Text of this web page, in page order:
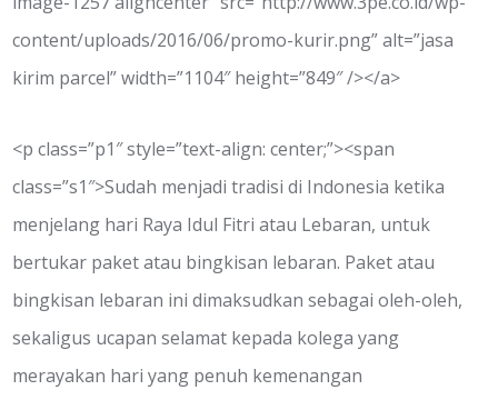
content/uploads/2016/06/promo-kurir.png” alt=”jasa
kirim parcel” width=”1104″ height=”849″ /></a>
<p class=”p1″ style=”text-align: center;”><span
class=”s1″>Sudah menjadi tradisi di Indonesia ketika
menjelang hari Raya Idul Fitri atau Lebaran, untuk
bertukar paket atau bingkisan lebaran. Paket atau
bingkisan lebaran ini dimaksudkan sebagai oleh-oleh,
sekaligus ucapan selamat kepada kolega yang
merayakan hari yang penuh kemenangan